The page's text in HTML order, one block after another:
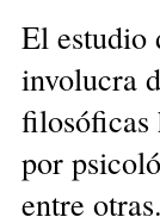
El estudio
involucra
filosóficas
por
entre